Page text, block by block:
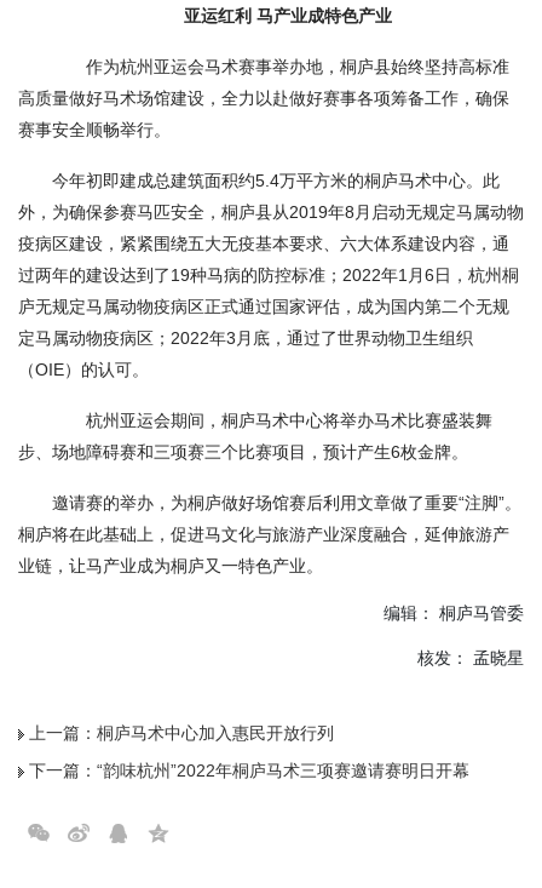
亚运红利 马产业成特色产业
作为杭州亚运会马术赛事举办地，桐庐县始终坚持高标准
高质量做好马术场馆建设，全力以赴做好赛事各项筹备工作，确保
赛事安全顺畅举行。
今年初即建成总建筑面积约5.4万平方米的桐庐马术中心。此
外，为确保参赛马匹安全，桐庐县从2019年8月启动无规定马属动物
疫病区建设，紧紧围绕五大无疫基本要求、六大体系建设内容，通
过两年的建设达到了19种马病的防控标准；2022年1月6日，杭州桐
庐无规定马属动物疫病区正式通过国家评估，成为国内第二个无规
定马属动物疫病区；2022年3月底，通过了世界动物卫生组织
（OIE）的认可。
杭州亚运会期间，桐庐马术中心将举办马术比赛盛装舞
步、场地障碍赛和三项赛三个比赛项目，预计产生6枚金牌。
邀请赛的举办，为桐庐做好场馆赛后利用文章做了重要“注脚”。
桐庐将在此基础上，促进马文化与旅游产业深度融合，延伸旅游产
业链，让马产业成为桐庐又一特色产业。
编辑： 桐庐马管委
核发： 孟晓星
上一篇： 桐庐马术中心加入惠民开放行列
下一篇： “韵味杭州”2022年桐庐马术三项赛邀请赛明日开幕